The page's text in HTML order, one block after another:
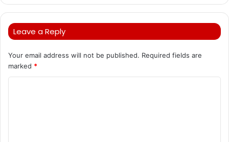
Leave a Reply
Your email address will not be published. Required fields are
marked *